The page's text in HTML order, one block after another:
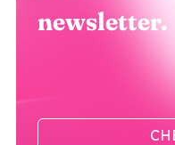
newsletter.